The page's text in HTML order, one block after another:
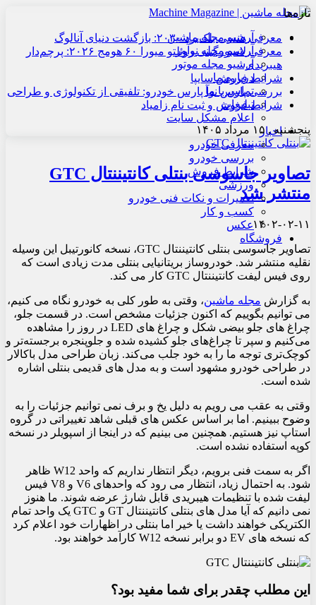
آرشیو مجله ماشین
آرشیو مجله نوآور
آرشیو مجله موتور
درباره ما
تماس با ما
تبلیغات
اعلام مشکل سایت
اخبار
معرفی خودرو
بررسی خودرو
شرایط فروش
ورزشی
تعمیرات و نکات فنی خودرو
کسب و کار
عکس
فروشگاه
تازه‌ها
معرفی هنسی بلک‌برد ۲۰۳۰: بازگشت دنیای آنالوگ
معرفی لامبورگینی روئلتو میورا ۶۰ هومج ۲۰۲۶: پرچم‌دار
هیبریدی
شرایط فروش سایپا
بررسی پارس نوآ پارس خودرو: تلفیقی از تکنولوژی و طراحی
شرایط فروش و ثبت نام زامیاد
پنجشنبه , ۱۵ مرداد ۱۴۰۵
تصاویر جاسوسی بنتلی کانتیننتال GTC
منتشر شد
۱۴۰۲-۰۲-۱۱
تصاویر جاسوسی بنتلی کانتیننتال GTC، نسخه کانورتیبل این وسیله
نقلیه منتشر شد. خودروساز بریتانیایی بنتلی مدت زیادی است که
روی فیس لیفت کانتیننتال GTC کار می کند.
به گزارش مجله ماشین، وقتی به طور کلی به خودرو نگاه می کنیم،
می توانیم بگوییم که اکنون جزئیات مشخص است. در قسمت جلو،
چراغ های جلو بیضی شکل و چراغ های LED در روز را مشاهده
می‌کنیم و سپر تا چراغ‌های جلو کشیده شده و جلوپنجره برجسته‌تر و
کوچک‌تری توجه ما را به خود جلب می‌کند. زبان طراحی مدل باکالار
در طراحی خودرو مشهود است و به مدل های قدیمی بنتلی اشاره
شده است.
وقتی به عقب می رویم به دلیل یخ و برف نمی توانیم جزئیات را به
وضوح ببینیم. اما بر اساس عکس های قبلی شاهد تغییراتی در گروه
استاپ نیز هستیم. همچنین می بینیم که در اینجا از اسپویلر در نسخه
کوپه استفاده نشده است.
اگر به سمت فنی برویم، دیگر انتظار نداریم که واحد W12 ظاهر
شود. به احتمال زیاد، انتظار می رود که واحدهای V6 و V8 فیس
لیفت شده با تنظیمات هیبریدی قابل شارژ عرضه شوند. ما هنوز
نمی دانیم که آیا مدل های بنتلی کانتیننتال GT و GTC یک واحد تمام
الکتریکی خواهند داشت یا خیر اما بنتلی در اظهارات خود اعلام کرد
که نسخه های EV دو برابر نسخه W12 کارآمد خواهند بود.
این مطلب چقدر برای شما مفید بود؟